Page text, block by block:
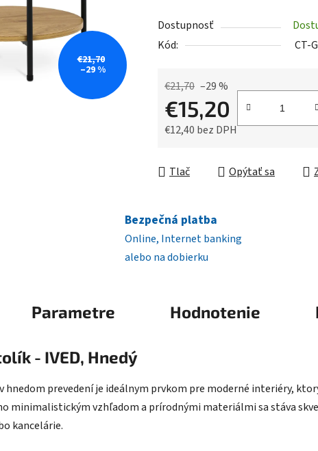
hviezdičiek.
Dostupnosť
Kód:
CT-
€21,70 –29 %
€15,20
€12,40 bez DPH
Tlač Opýtať sa
€21,70
–29 %
Bezpečná platba
Online, Internet banking
alebo na dobierku
Parametre Hodnotenie
- IVED, Hnedý
hnedom prevedení je ideálnym prvkom pre moderné interiéry,
minimalistickým vzhľadom a prírodnými materiálmi sa stáva
kancelárie.